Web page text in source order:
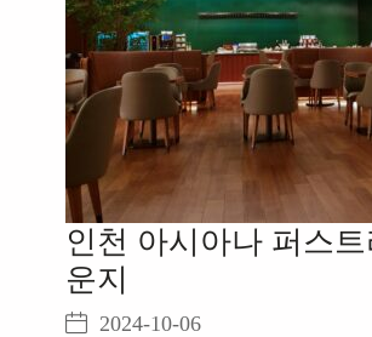
인천 아시아나 퍼스
운지
2024-10-06